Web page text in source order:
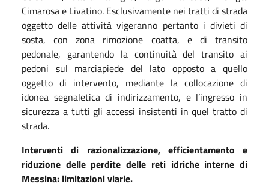
Cimarosa e Livatino. Esclusivamente nei tratti di strada
oggetto delle attività vigeranno pertanto i divieti di
sosta, con zona rimozione coatta, e di transito
pedonale, garantendo la continuità del transito ai
pedoni sul marciapiede del lato opposto a quello
oggetto di intervento, mediante la collocazione di
idonea segnaletica di indirizzamento, e l’ingresso in
sicurezza a tutti gli accessi insistenti in quel tratto di
strada.
Interventi di razionalizzazione, efficientamento e
riduzione delle perdite delle reti idriche interne di
Messina: limitazioni viarie.